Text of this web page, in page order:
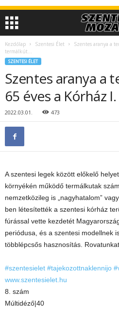
Kezdőlap Szentesi Élet
Szentes aranya a
termálkút…
SZENTESI ÉLET
Szentes aranya a
65 éves a Kórház
2022.03.01. 473
A szentesi legek között előkelő
környékén működő termálkutak
nemzetközileg is „nagyhatalom”
ben létesítették a szentesi kórház
fúrással vette kezdetét
periódusa, és a szentesi modellnek
többlépcsős hasznosítás.
#szentesielet #tajekozottnaklennijo
www.szentesielet.hu
8. szám
Múltidéző|40